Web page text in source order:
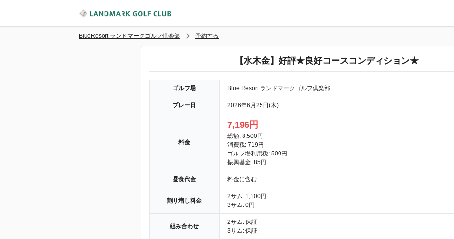
BlueResort ランドマークゴルフ倶楽部 予約する
【水木金】好評★良好コースコンディション★
ゴルフ場 Blue Resort ランドマークゴルフ倶楽部
プレー日 2026年6月25日(木)
料金
7,196円
総額: 8,500円
消費税: 719円
ゴルフ場利用税: 500円
振興基金: 85円
昼食代金 料金に含む
割り増し料金
2サム: 1,100円
3サム: 0円
組み合わせ
2サム: 保証
3サム: 保証